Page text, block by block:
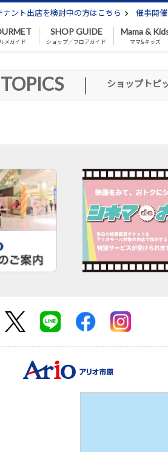
ナント出店を検討中の方はこちら 催事開
メガイド
SHOP GUIDE
ショップ／フロアガイド
Mama &
ママ&キッズ
| ショップトピ